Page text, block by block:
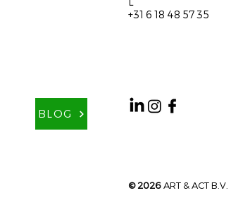
BLOG
+31 6 18 48 57 35
© 2026ART & ACT